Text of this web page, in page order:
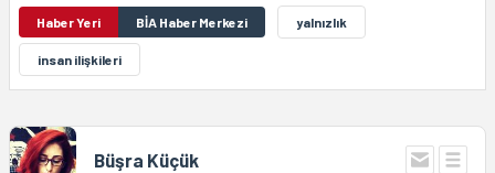
Haber Yeri BİA Haber Merkezi yalnızlık
insan ilişkileri
Büşra Küçük